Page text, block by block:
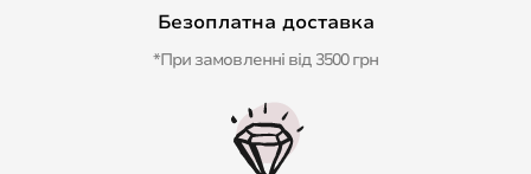
Безоплатна доставка
*При замовленні від 3500 грн